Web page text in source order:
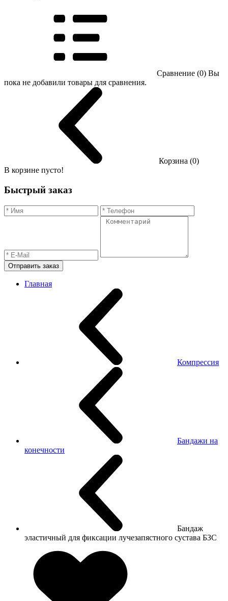
Сравнение (0) Вы
пока не добавили товары для сравнения.
Корзина (0)
В корзине пусто!
Быстрый заказ
Отправить заказ
Главная
Компрессия
Бандажи на
конечности
Бандаж
эластичный для фиксации лучезапястного сустава БЗС